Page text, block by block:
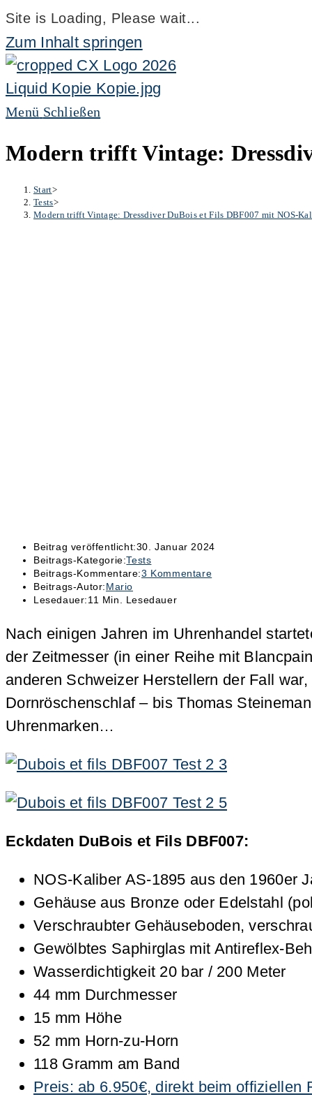
Site is Loading, Please wait...
Zum Inhalt springen
Menü Schließen
Modern trifft Vintage:
Start>
Tests>
Modern trifft Vintage: Dressdiver DuBois et Fils DBF007 mit NOS-
Beitrag veröffentlicht:30. Januar 2024
Beitrags-Kategorie:Tests
Beitrags-Kommentare:3 Kommentare
Beitrags-Autor:Mario
Lesedauer:11 Min. Lesedauer
Nach einigen Jahren im Uhrenhandel
der Zeitmesser (in einer Reihe mit
anderen Schweizer Herstellern der Fall
Dornröschenschlaf – bis Thomas
Uhrenmarken…
Eckdaten DuBois et Fils DBF007:
NOS-Kaliber AS-1895 aus den 1960er
Gehäuse aus Bronze oder Edelstahl
Verschraubter Gehäuseboden,
Gewölbtes Saphirglas mit Antireflex-
Wasserdichtigkeit 20 bar / 200 Meter
44 mm Durchmesser
15 mm Höhe
52 mm Horn-zu-Horn
118 Gramm am Band
Preis: ab 6.950€, direkt beim offiziellen